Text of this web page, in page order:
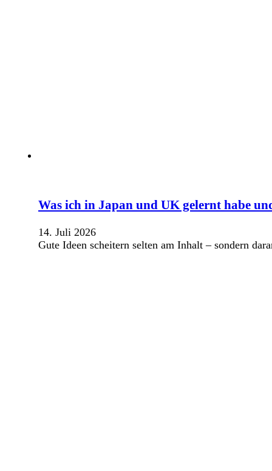
Was ich in Japan und UK gelernt habe
14. Juli 2026
Gute Ideen scheitern selten am Inhalt – sondern